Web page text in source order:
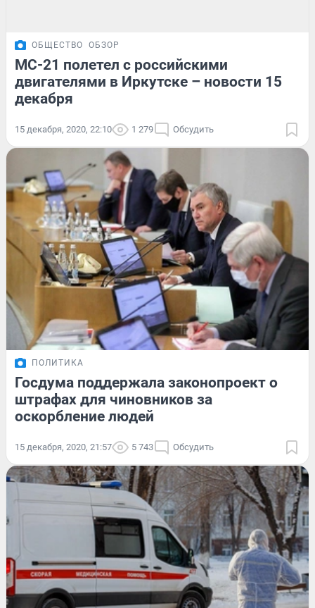
ОБЩЕСТВО ОБЗОР
МС-21 полетел с российскими
двигателями в Иркутске – новости 15
декабря
15 декабря, 2020, 22:10 1 279 Обсудить
ПОЛИТИКА
Госдума поддержала законопроект о
штрафах для чиновников за
оскорбление людей
15 декабря, 2020, 21:57 5 743 Обсудить